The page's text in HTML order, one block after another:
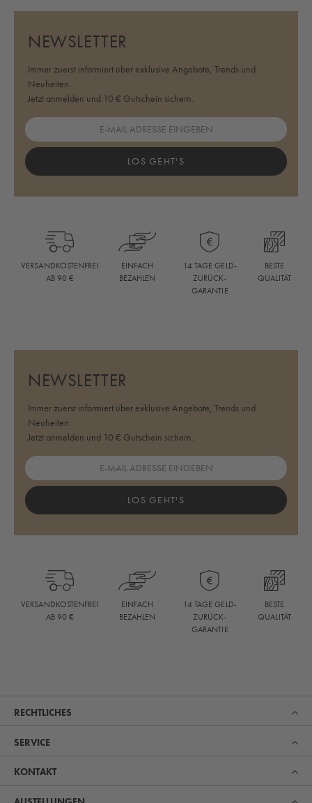
NEWSLETTER
Immer zuerst informiert über exklusive Angebote, Trends und
Neuheiten.
Jetzt anmelden und 10 € Gutschein sichern.
LOS GEHT'S
VERSANDKOSTENFREI
AB 90 €
EINFACH
BEZAHLEN
14 TAGE GELD-
ZURÜCK-
GARANTIE
BESTE
QUALITÄT
NEWSLETTER
Immer zuerst informiert über exklusive Angebote, Trends und
Neuheiten.
Jetzt anmelden und 10 € Gutschein sichern.
LOS GEHT'S
VERSANDKOSTENFREI
AB 90 €
EINFACH
BEZAHLEN
14 TAGE GELD-
ZURÜCK-
GARANTIE
BESTE
QUALITÄT
RECHTLICHES
SERVICE
KONTAKT